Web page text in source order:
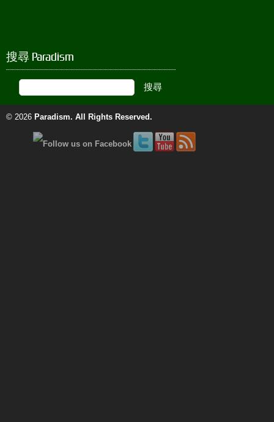
搜尋 Paradism
© 2026 Paradism. All Rights Reserved.